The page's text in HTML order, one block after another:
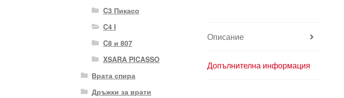
Описание
Допълнителна информация
C3 Пикасо
C4 I
C8 и 807
XSARA PICASSO
Врата спира
Дръжки за врати